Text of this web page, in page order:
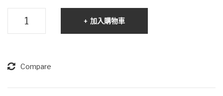
包
麵
加入購物車
Compare